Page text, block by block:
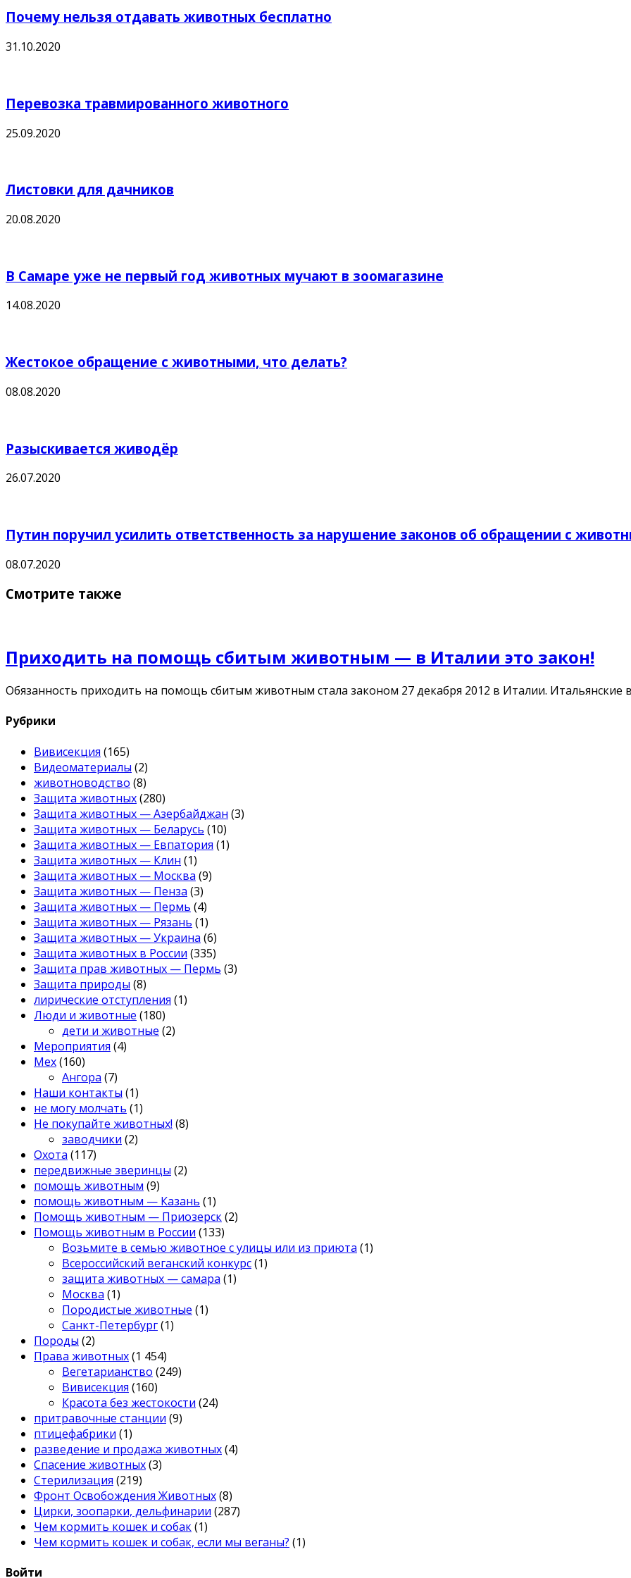
Почему нельзя отдавать животных бесплатно
31.10.2020
Перевозка травмированного животного
25.09.2020
Листовки для дачников
20.08.2020
В Самаре уже не первый год животных мучают в зоомагазине
14.08.2020
Жестокое обращение с животными, что делать?
08.08.2020
Разыскивается живодёр
26.07.2020
Путин поручил усилить ответственность за нарушение законов об обращении с
08.07.2020
Смотрите также
Приходить на помощь сбитым животным — в Италии это закон!
Обязанность приходить на помощь сбитым животным стала законом 27 декабря 2012 в Италии. Итальянские
Рубрики
Вивисекция (165)
Видеоматериалы (2)
животноводство (8)
Защита животных(280)
Защита животных — Азербайджан (3)
Защита животных — Беларусь (10)
Защита животных — Евпатория (1)
Защита животных — Клин (1)
Защита животных — Москва (9)
Защита животных — Пенза (3)
Защита животных — Пермь (4)
Защита животных — Рязань (1)
Защита животных — Украина (6)
Защита животных в России (335)
Защита прав животных — Пермь (3)
Защита природы (8)
лирические отступления (1)
Люди и животные (180)
дети и животные (2)
Мероприятия (4)
Мех(160)
Ангора (7)
Наши контакты (1)
не могу молчать (1)
Не покупайте животных! (8)
заводчики (2)
Охота (117)
передвижные зверинцы (2)
помощь животным (9)
помощь животным — Казань (1)
Помощь животным — Приозерск(2)
Помощь животным в России (133)
Возьмите в семью животное с улицы или из приюта (1)
Всероссийский веганский конкурс(1)
защита животных — самара (1)
Москва (1)
Породистые животные (1)
Санкт-Петербург(1)
Породы (2)
Права животных(1 454)
Вегетарианство (249)
Вивисекция (160)
Красота без жестокости (24)
притравочные станции (9)
птицефабрики (1)
разведение и продажа животных(4)
Спасение животных(3)
Стерилизация (219)
Фронт Освобождения Животных(8)
Цирки, зоопарки, дельфинарии (287)
Чем кормить кошек и собак(1)
Чем кормить кошек и собак, если мы веганы? (1)
Войти